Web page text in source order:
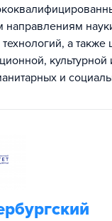
направлениям
а
культурной
и